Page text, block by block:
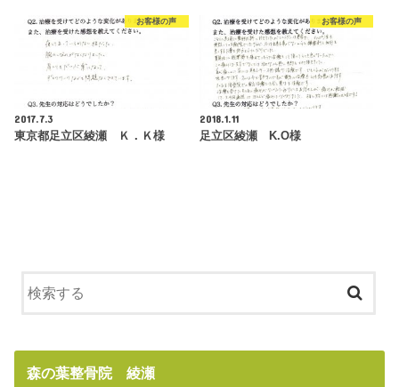
お客様の声
2017.7.3
東京都足立区綾瀬 Ｋ．Ｋ様
お客様の声
2018.1.11
足立区綾瀬 K.O様
森の葉整骨院 綾瀬